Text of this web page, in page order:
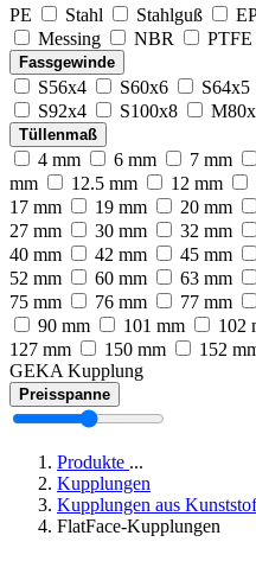
PE
Stahl Stahlguß
Messing
NBR PTFE
Fassgewinde
S56x4 S60x6 S64x5
S92x4
S100x8
Tüllenmaß
4 mm 6 mm 7 mm
mm
12.5 mm 12 mm
17 mm
19 mm 20 mm
27 mm
30 mm 32 mm
40 mm
42 mm 45 mm
52 mm
60 mm 63 mm
75 mm
76 mm 77 mm
90 mm
101 mm 102
127 mm
150 mm 152
GEKA Kupplung
Preisspanne
Produkte ...
Kupplungen
Kupplungen aus
FlatFace-Kupplungen